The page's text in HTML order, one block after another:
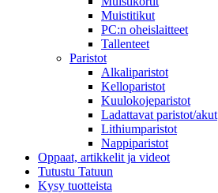
Muistitikut
PC:n oheislaitteet
Tallenteet
Paristot
Alkaliparistot
Kelloparistot
Kuulokojeparistot
Ladattavat paristot/akut
Lithiumparistot
Nappiparistot
Oppaat, artikkelit ja videot
Tutustu Tatuun
Kysy tuotteista